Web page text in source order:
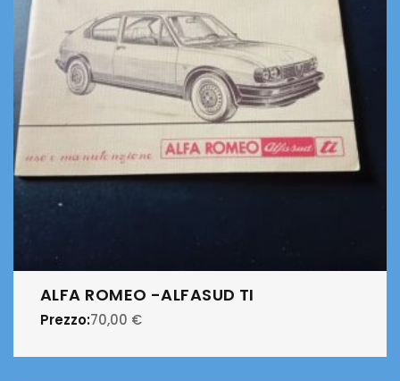
ALFA ROMEO -ALFASUD TI
Prezzo:70,00 €